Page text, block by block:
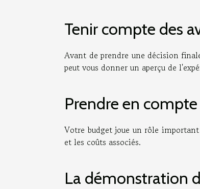
Tenir compte des
Avant de prendre une décision
peut vous donner un aperçu de
Prendre en
Votre budget joue un rôle
et les coûts associés.
La démonstration